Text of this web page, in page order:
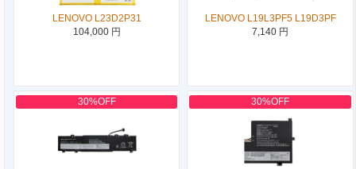
LENOVO L23D2P31
104,000 円
LENOVO L19L3PF5 L19D3PF
7,140 円
30%OFF 30%OFF